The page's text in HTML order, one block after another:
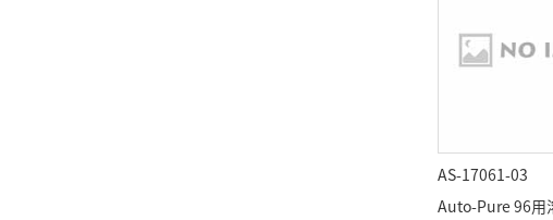
AS-17061-03
Auto-Pure 96用